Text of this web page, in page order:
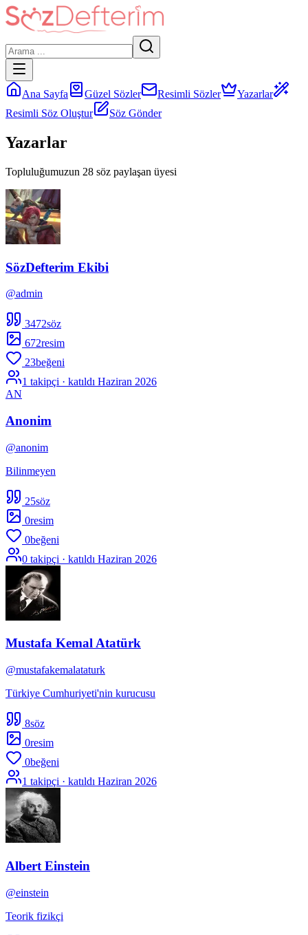
Ana Sayfa Güzel Sözler Resimli Sözler
Yazarlar
Resimli Söz Oluştur
Söz Gönder
Yazarlar
Topluluğumuzun 28 söz paylaşan üyesi
SözDefterim Ekibi
@admin
3472söz
672resim
23beğeni
1 takipçi · katıldı Haziran 2026
AN
Anonim
@anonim
Bilinmeyen
25söz
0resim
0beğeni
0 takipçi · katıldı Haziran 2026
Mustafa Kemal Atatürk
@mustafakemalataturk
Türkiye Cumhuriyeti'nin kurucusu
8söz
0resim
0beğeni
1 takipçi · katıldı Haziran 2026
Albert Einstein
@einstein
Teorik fizikçi